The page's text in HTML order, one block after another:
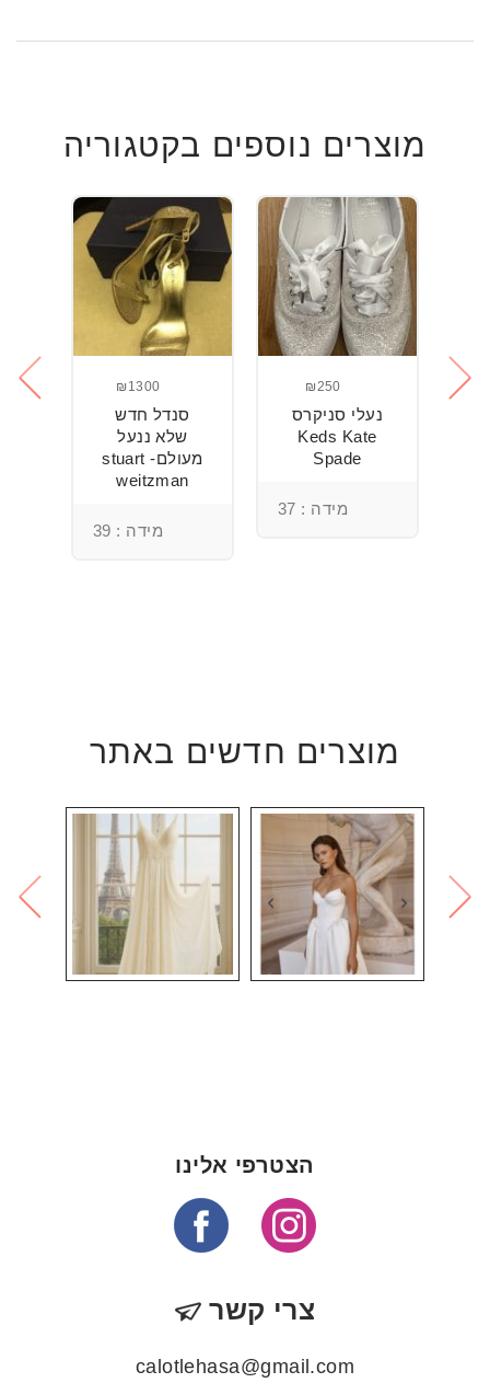
מוצרים נוספים בקטגוריה
₪250
נעלי סניקרס
Keds Kate
Spade
מידה : 37
₪1300
סנדל חדש
שלא ננעל
מעולם- stuart
weitzman
מידה : 39
מוצרים חדשים באתר
הצטרפי אלינו
צרי קשר
calotlehasa@gmail.com